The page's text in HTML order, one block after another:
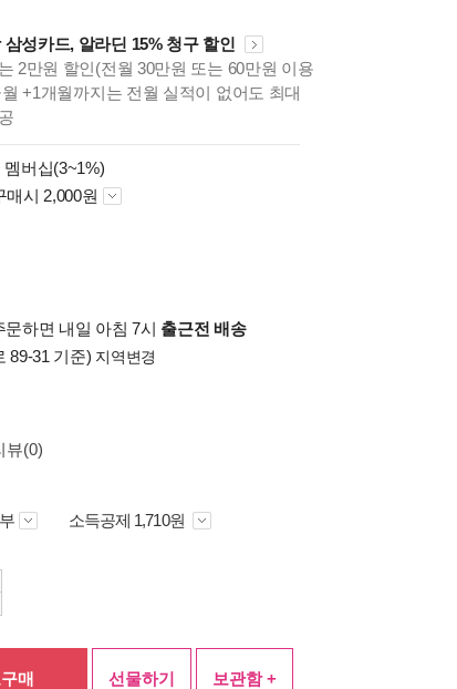
성카드, 알라딘 15% 청구 할인
2만원 할인(전월 30만원 또는 60만원 이용
+1개월까지는 전월 실적이 없어도 최대
멤버십(3~1%)
매시 2,000원
문하면 내일 아침 7시 출근전 배송
89-31 기준) 지역변경
뷰(0)
소득공제 1,710원
매 선물하기 보관함 +